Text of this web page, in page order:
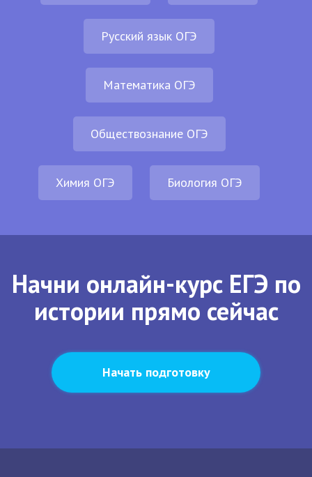
Русский язык ОГЭ
Математика ОГЭ
Обществознание ОГЭ
Химия ОГЭ Биология ОГЭ
Начни онлайн-курс ЕГЭ по
истории прямо сейчас
Начать подготовку